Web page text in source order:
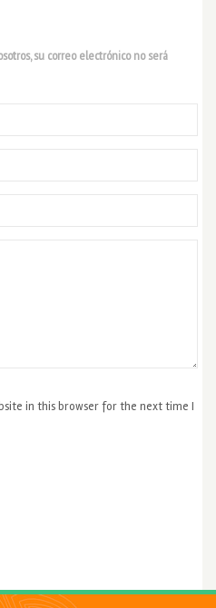
su correo electrónico no será
in this browser for the next time I